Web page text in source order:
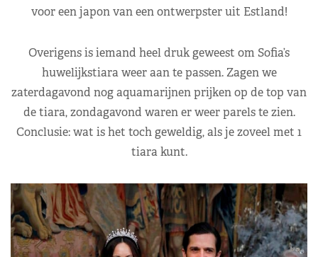
voor een japon van een ontwerpster uit Estland!
Overigens is iemand heel druk geweest om Sofia’s
huwelijkstiara weer aan te passen. Zagen we
zaterdagavond nog aquamarijnen prijken op de top van
de tiara, zondagavond waren er weer parels te zien.
Conclusie: wat is het toch geweldig, als je zoveel met 1
tiara kunt.